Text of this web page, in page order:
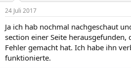
24 Juli 2017
Ja ich hab nochmal nachgeschaut
section einer Seite herausgefunden,
Fehler gemacht hat. Ich habe ihn
funktionierte.